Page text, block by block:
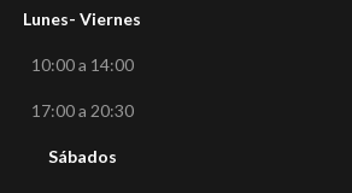
Lunes- Viernes
10:00 a 14:00
17:00 a 20:30
Sábados